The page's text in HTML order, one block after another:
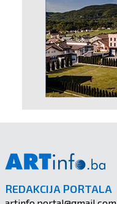
REDAKCIJA PORTALA